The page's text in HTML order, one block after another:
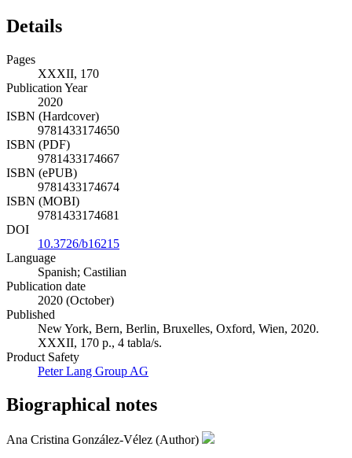
Details
Pages
XXXII, 170
Publication Year
2020
ISBN (Hardcover)
9781433174650
ISBN (PDF)
9781433174667
ISBN (ePUB)
9781433174674
ISBN (MOBI)
9781433174681
DOI
10.3726/b16215
Language
Spanish; Castilian
Publication date
2020 (October)
Published
New York, Bern, Berlin, Bruxelles, Oxford, Wien, 2020.
XXXII, 170 p., 4 tabla/s.
Product Safety
Peter Lang Group AG
Biographical notes
Ana Cristina González-Vélez (Author)